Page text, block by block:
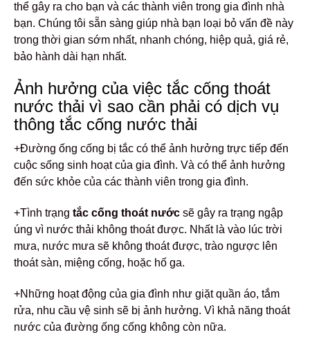
thể gây ra cho bạn và các thành viên trong gia đình nhà
bạn. Chúng tôi sẵn sàng giúp nhà bạn loại bỏ vấn đề này
trong thời gian sớm nhất, nhanh chóng, hiệp quả, giá rẻ,
bảo hành dài hạn nhất.
Ảnh hưởng của việc tắc cống thoát
nước thải vì sao cần phải có dịch vụ
thông tắc cống nước thải
+Đường ống cống bị tắc có thể ảnh hưởng trực tiếp đến
cuộc sống sinh hoạt của gia đình. Và có thể ảnh hưởng
đến sức khỏe của các thành viên trong gia đình.
+Tình trạng tắc cống thoát nước sẽ gây ra trạng ngập
úng vì nước thải không thoát được. Nhất là vào lúc trời
mưa, nước mưa sẽ không thoát được, trào ngược lên
thoát sàn, miệng cống, hoặc hố ga.
+Những hoạt động của gia đình như giặt quần áo, tắm
rửa, nhu cầu vệ sinh sẽ bị ảnh hưởng. Vì khả năng thoát
nước của đường ống cống không còn nữa.